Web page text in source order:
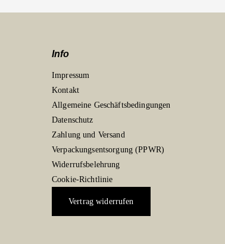
Info
Impressum
Kontakt
Allgemeine Geschäftsbedingungen
Datenschutz
Zahlung und Versand
Verpackungsentsorgung (PPWR)
Widerrufsbelehrung
Cookie-Richtlinie
Vertrag widerrufen